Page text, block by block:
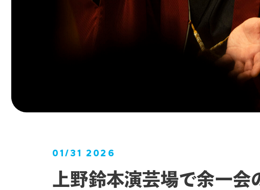
01/31 2026
上野鈴本演芸場で余一会